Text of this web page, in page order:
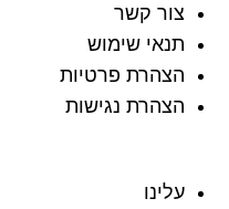
צור קשר
תנאי שימוש
הצהרת פרטיות
הצהרת נגישות
עלינו